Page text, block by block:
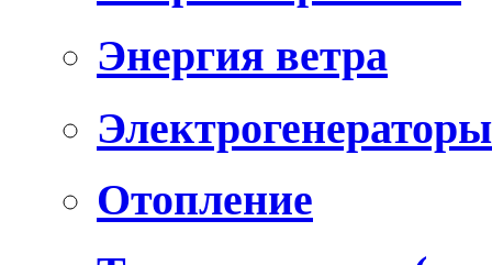
Энергия ветра
Электрогенераторы
Отопление